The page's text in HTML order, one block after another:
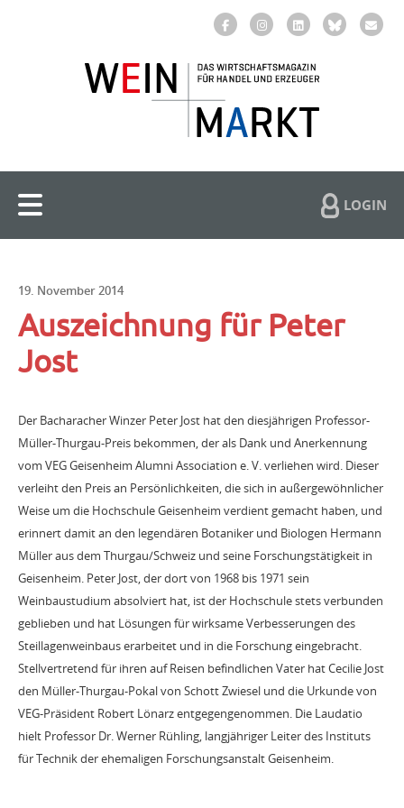
LOGIN
19. November 2014
Auszeichnung für Peter
Jost
Der Bacharacher Winzer Peter Jost hat den diesjährigen Professor-
Müller-Thurgau-Preis bekommen, der als Dank und Anerkennung
vom VEG Geisenheim Alumni Association e. V. verliehen wird. Dieser
verleiht den Preis an Persönlichkeiten, die sich in außergewöhnlicher
Weise um die Hochschule Geisenheim verdient gemacht haben, und
erinnert damit an den legendären Botaniker und Biologen Hermann
Müller aus dem Thurgau/Schweiz und seine Forschungstätigkeit in
Geisenheim. Peter Jost, der dort von 1968 bis 1971 sein
Weinbaustudium absolviert hat, ist der Hochschule stets verbunden
geblieben und hat Lösungen für wirksame Verbesserungen des
Steillagenweinbaus erarbeitet und in die Forschung eingebracht.
Stellvertretend für ihren auf Reisen befindlichen Vater hat Cecilie Jost
den Müller-Thurgau-Pokal von Schott Zwiesel und die Urkunde von
VEG-Präsident Robert Lönarz entgegengenommen. Die Laudatio
hielt Professor Dr. Werner Rühling, langjähriger Leiter des Instituts
für Technik der ehemaligen Forschungsanstalt Geisenheim.